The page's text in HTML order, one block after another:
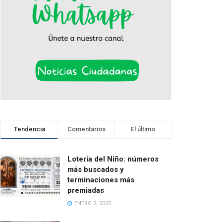
Tendencia Comentarios El último
Lotería del Niño: números
más buscados y
terminaciones más
premiadas
ENERO 2, 2025